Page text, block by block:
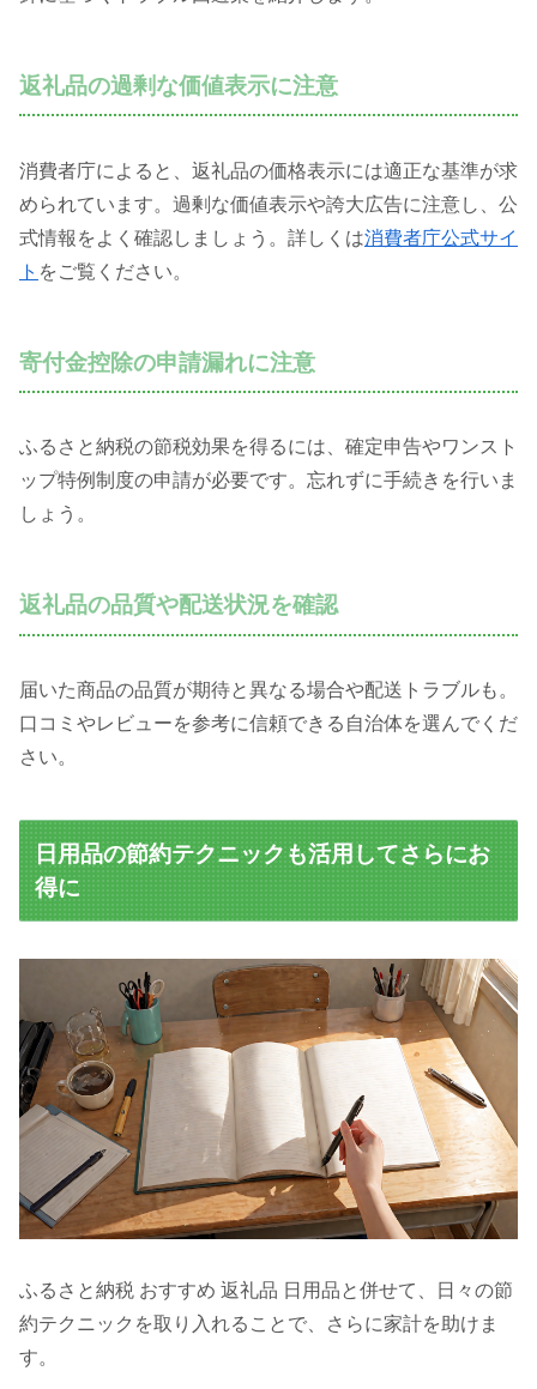
返礼品の過剰な価値表示に注意
消費者庁によると、返礼品の価格表示には適正な基準が求
められています。過剰な価値表示や誇大広告に注意し、公
式情報をよく確認しましょう。詳しくは消費者庁公式サイ
ト をご覧ください。
寄付金控除の申請漏れに注意
ふるさと納税の節税効果を得るには、確定申告やワンスト
ップ特例制度の申請が必要です。忘れずに手続きを行いま
しょう。
返礼品の品質や配送状況を確認
届いた商品の品質が期待と異なる場合や配送トラブルも。
口コミやレビューを参考に信頼できる自治体を選んでくだ
さい。
日用品の節約テクニックも活用してさらにお
得に
ふるさと納税 おすすめ 返礼品 日用品と併せて、日々の節
約テクニックを取り入れることで、さらに家計を助けま
す。